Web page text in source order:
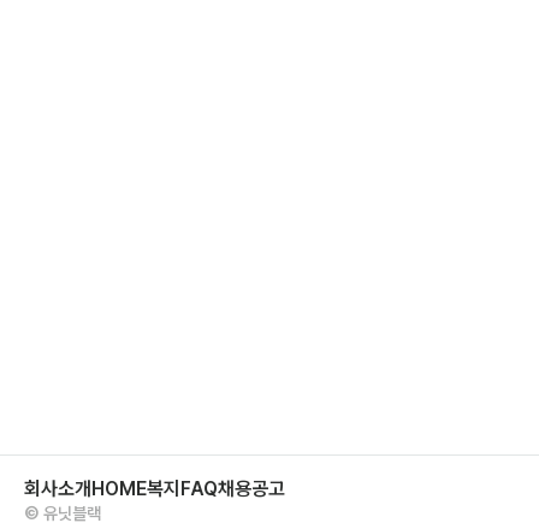
회사소개HOME복지 FAQ채용공고
© 유닛블랙